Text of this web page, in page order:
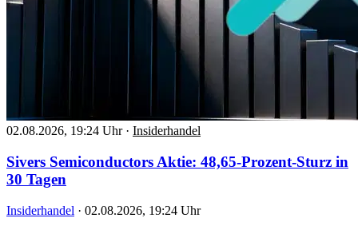
02.08.2026, 19:24 Uhr · Insiderhandel
Sivers Semiconductors Aktie: 48,65-Prozent-Sturz in
30 Tagen
Insiderhandel · 02.08.2026, 19:24 Uhr